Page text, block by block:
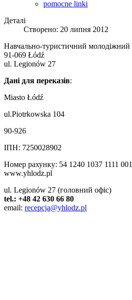
pomocne linki
Деталі
Створено: 20 липня 2012
Навчально-туристичний молодіжний
91-069 Łódź
ul. Legionów 27
Дані для переказів:
Miasto Łódź
ul.Piotrkowska 104
90-926
ІПН: 7250028902
Номер рахунку: 54 1240 1037 1111
www.yhlodz.pl
ul. Legionów 27 (головний офіс)
tel.: +48 42 630 66 80
email: recepcja@yhlodz.pl